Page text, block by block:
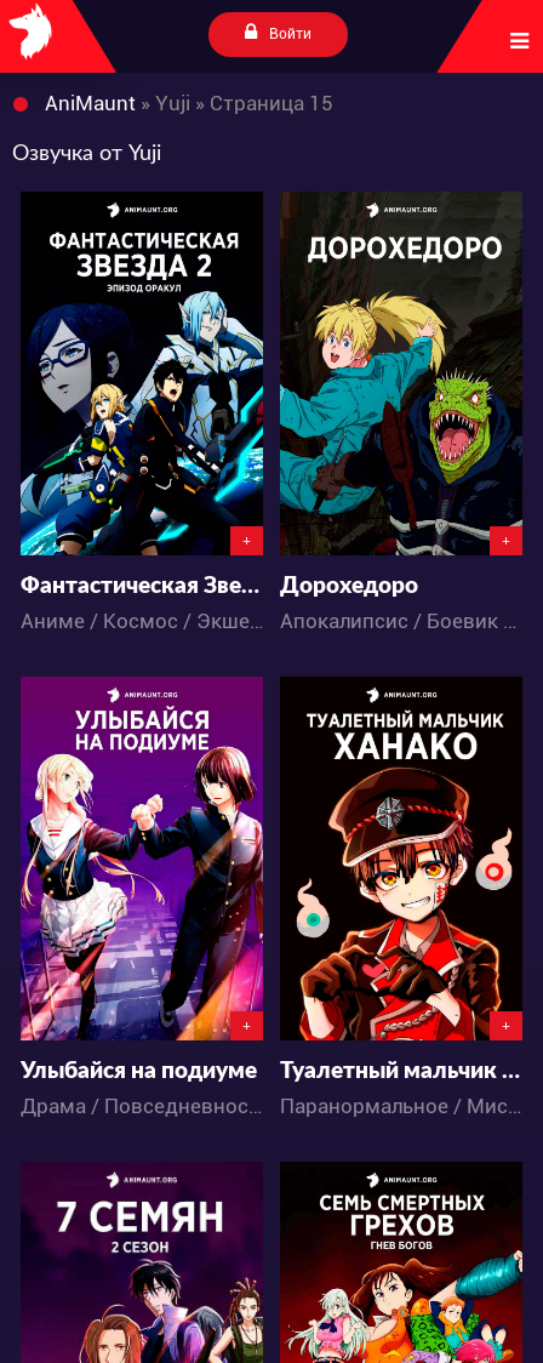
Войти
AniMaunt » Yuji » Страница 15
Озвучка от Yuji
20248
4 20
+
Фантастическая Звезда Онлайн 2 сезон Эпизод Оракул
Аниме / Космос / Экшен / Фантастика / Школа
55082
28 77
+
Дорохедоро
Апокалипсис / Боевик / Магия / Экшен / Драма / Комедия / Аниме
34430
5 24
+
Улыбайся на подиуме
Драма / Повседневность / Романтика / Сёнэн / Школа / Аниме
26268
10 67
+
Туалетный мальчик Ханако
Паранормальное / Мистика / Экшен / Комедия / Сёнэн / Ужасы / Аниме
10439 101401